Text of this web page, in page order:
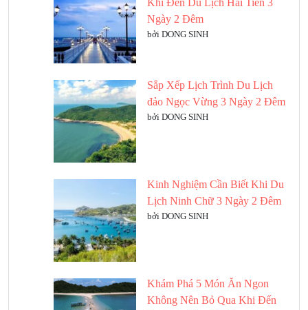
Khi Đến Du Lịch Hải Tiến 3
Ngày 2 Đêm
bởi DONG SINH
Sắp Xếp Lịch Trình Du Lịch
đảo Ngọc Vừng 3 Ngày 2 Đêm
bởi DONG SINH
Kinh Nghiệm Cần Biết Khi Du
Lịch Ninh Chữ 3 Ngày 2 Đêm
bởi DONG SINH
Khám Phá 5 Món Ăn Ngon
Không Nên Bỏ Qua Khi Đến